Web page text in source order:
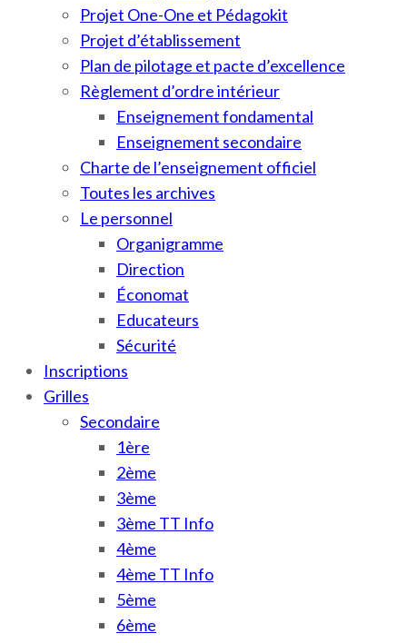
Projet One-One et Pédagokit
Projet d’établissement
Plan de pilotage et pacte d’excellence
Règlement d’ordre intérieur
Enseignement fondamental
Enseignement secondaire
Charte de l’enseignement officiel
Toutes les archives
Le personnel
Organigramme
Direction
Économat
Educateurs
Sécurité
Inscriptions
Grilles
Secondaire
1ère
2ème
3ème
3ème TT Info
4ème
4ème TT Info
5ème
6ème